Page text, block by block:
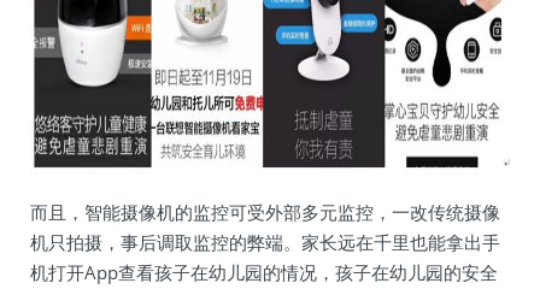
而且，智能摄像机的监控可受外部多元监控，一改传统摄像
机只拍摄，事后调取监控的弊端。家长远在千里也能拿出手
机打开App查看孩子在幼儿园的情况，孩子在幼儿园的安全